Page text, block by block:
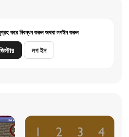
করে নিবন্ধন করুন অথবা লগইন করুন
লগ ইন